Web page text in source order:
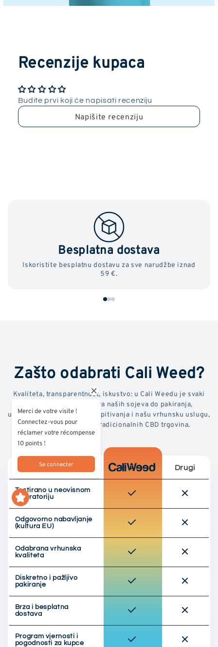
Recenzije kupaca
Budite prvi koji će napisati recenziju
Napišite recenziju
Besplatna dostava
Iskoristite besplatnu dostavu za sve narudžbe iznad
59 €.
Zašto odabrati Cali Weed?
Kvaliteta, transparentnost, iskustvo: u Cali Weedu je svaki
detalj važan. Od odabira naših sojeva do pakiranja,
uključujući laboratorijska ispitivanja i našu vrhunsku uslugu,
radimo puno više od tradicionalnih CBD trgovina.
Drugi
Testirano u neovisnom
laboratoriju
Odgovorno nabavljanje
(kultura EU)
Odabrana vrhunska
kvaliteta
Diskretno i pažljivo
pakiranje
Brza i besplatna
dostava
Program vjernosti i
pogodnosti za kupce
Merci de votre visite !
Connectez-vous pour
réclamer votre récompense
10 points !
Se connecter